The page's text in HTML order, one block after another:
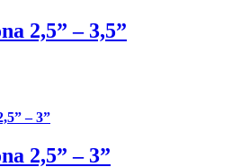
2,5” – 3,5”
2,5” – 3”